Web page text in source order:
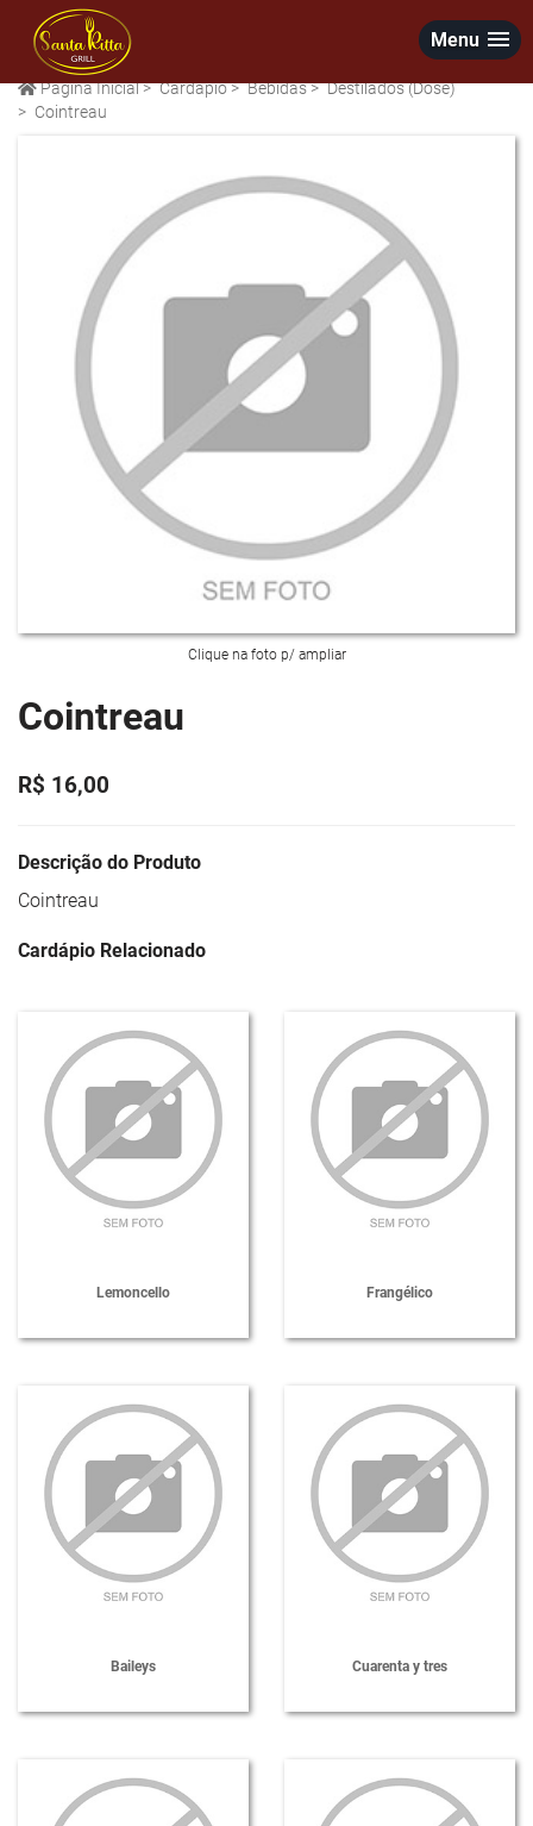
Menu
Página Inicial> Cardápio> Bebidas> Destilados (Dose)
> Cointreau
Clique na foto p/ ampliar
Cointreau
R$ 16,00
Descrição do Produto
Cointreau
Cardápio Relacionado
Lemoncello Frangélico
Baileys Cuarenta y tres